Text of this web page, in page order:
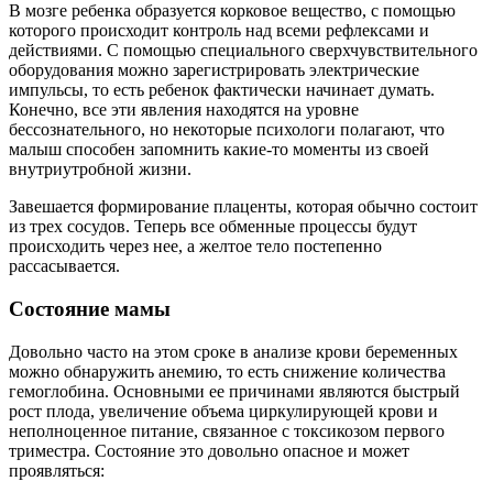
В мозге ребенка образуется корковое вещество, с помощью
которого происходит контроль над всеми рефлексами и
действиями. С помощью специального сверхчувствительного
оборудования можно зарегистрировать электрические
импульсы, то есть ребенок фактически начинает думать.
Конечно, все эти явления находятся на уровне
бессознательного, но некоторые психологи полагают, что
малыш способен запомнить какие-то моменты из своей
внутриутробной жизни.
Завешается формирование плаценты, которая обычно состоит
из трех сосудов. Теперь все обменные процессы будут
происходить через нее, а желтое тело постепенно
рассасывается.
Состояние мамы
Довольно часто на этом сроке в анализе крови беременных
можно обнаружить анемию, то есть снижение количества
гемоглобина. Основными ее причинами являются быстрый
рост плода, увеличение объема циркулирующей крови и
неполноценное питание, связанное с токсикозом первого
триместра. Состояние это довольно опасное и может
проявляться: